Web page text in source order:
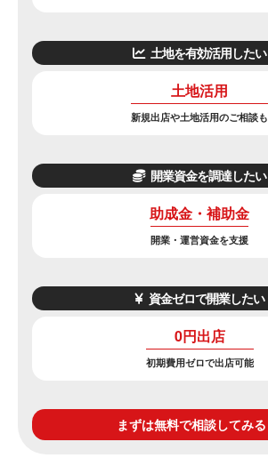
土地を有効活用したい
土地活用
新規出店や土地活用のご相談も
開業資金を調達したい
助成金・補助金
開業・運営資金を支援
資金ゼロで開業したい
0円出店
初期費用ゼロで出店可能
まずは無料で相談してみる